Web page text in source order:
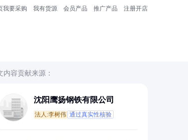
我要采购 我有货源 会员产品 推广产品 注册开店
内容贡献来源：
沈阳鹰扬钢铁有限公司
法人:李树伟 通过真实性核验